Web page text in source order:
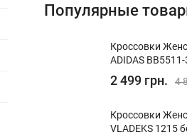
Популярные
Кроссовки
ADIDAS
2 499 грн. 4
Кроссовки
VLADEKS 1215